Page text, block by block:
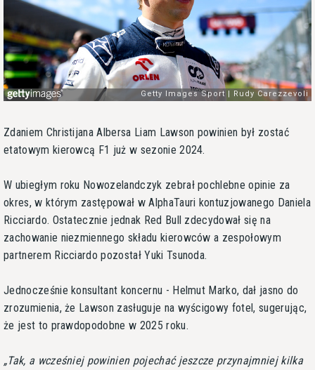
Zdaniem Christijana Albersa Liam Lawson powinien był zostać
etatowym kierowcą F1 już w sezonie 2024.
W ubiegłym roku Nowozelandczyk zebrał pochlebne opinie za
okres, w którym zastępował w AlphaTauri kontuzjowanego Daniela
Ricciardo. Ostatecznie jednak Red Bull zdecydował się na
zachowanie niezmiennego składu kierowców a zespołowym
partnerem Ricciardo pozostał Yuki Tsunoda.
Jednocześnie konsultant koncernu - Helmut Marko, dał jasno do
zrozumienia, że Lawson zasługuje na wyścigowy fotel, sugerując,
że jest to prawdopodobne w 2025 roku.
Tak, a wcześniej powinien pojechać jeszcze przynajmniej kilka